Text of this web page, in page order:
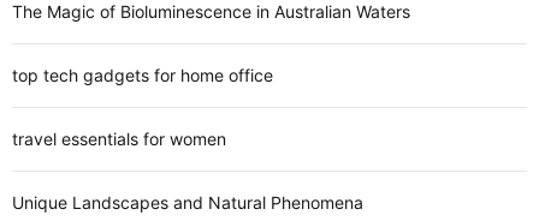
The Magic of Bioluminescence in Australian Waters
top tech gadgets for home office
travel essentials for women
Unique Landscapes and Natural Phenomena